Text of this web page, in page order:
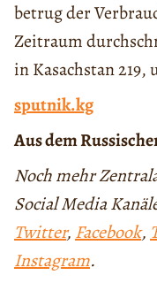
betrug der
Zeitraum
in Kasachstan 219,
sputnik.kg
Aus dem
Noch mehr
Social Media
Twitter, Facebook,
Instagram.